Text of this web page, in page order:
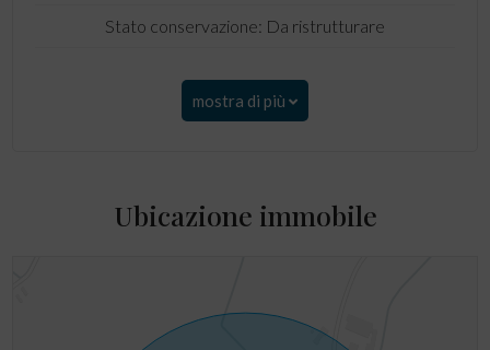
Stato conservazione: Da ristrutturare
mostra di più
Ubicazione immobile